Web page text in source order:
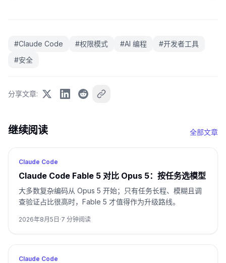
#Claude Code #权限模式 #AI 编程 #开发者工具
#安全
分享文章:
继续阅读 全部文章
Claude Code
Claude Code Fable 5 对比 Opus 5：按任务选模型
大多数复杂编码从 Opus 5 开始；只有任务长程、模糊且调
查验证占比很高时，Fable 5 才值得作为升级路线。
2026年8月5日 ·7 分钟阅读
Claude Code